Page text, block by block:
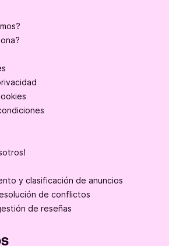
y clasificación de anuncios
de conflictos
de reseñas